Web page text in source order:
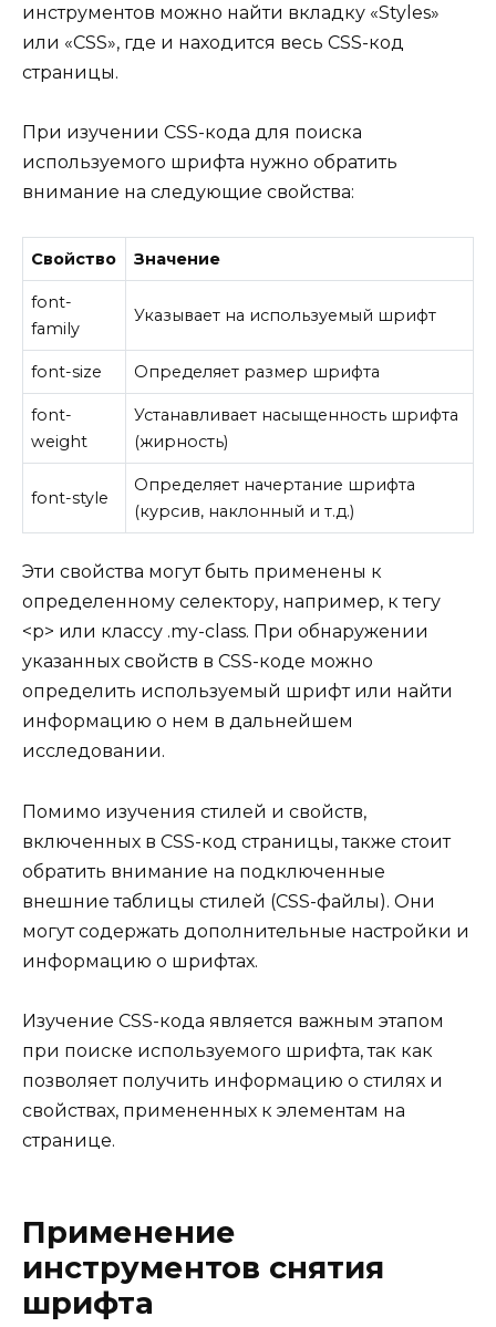
инструментов можно найти вкладку «Styles»
или «CSS», где и находится весь CSS-код
страницы.
При изучении CSS-кода для поиска
используемого шрифта нужно обратить
внимание на следующие свойства:
Свойство Значение
font-
family
Указывает на используемый шрифт
font-size Определяет размер шрифта
font-
weight
Устанавливает насыщенность шрифта
(жирность)
font-style
Определяет начертание шрифта
(курсив, наклонный и т.д.)
Эти свойства могут быть применены к
определенному селектору, например, к тегу
<p> или классу .my-class. При обнаружении
указанных свойств в CSS-коде можно
определить используемый шрифт или найти
информацию о нем в дальнейшем
исследовании.
Помимо изучения стилей и свойств,
включенных в CSS-код страницы, также стоит
обратить внимание на подключенные
внешние таблицы стилей (CSS-файлы). Они
могут содержать дополнительные настройки и
информацию о шрифтах.
Изучение CSS-кода является важным этапом
при поиске используемого шрифта, так как
позволяет получить информацию о стилях и
свойствах, примененных к элементам на
странице.
Применение
инструментов снятия
шрифта